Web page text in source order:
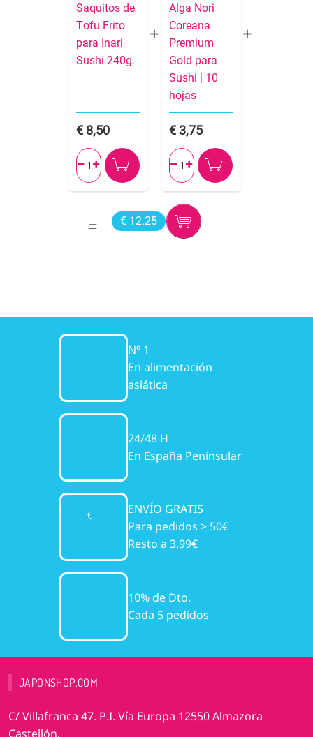
Saquitos de
Tofu Frito
para Inari
Sushi 240g.
8,50
 
Alga Nori
Coreana
Premium
Gold para
Sushi | 10
hojas
3,75
 
€ 12.25
Nº 1
En alimentación
asiática
24/48 H
En España Penínsular
ENVÍO GRATIS
Para pedidos > 50€
Resto a 3,99€
10% de Dto.
Cada 5 pedidos
JAPONSHOP.COM
C/ Villafranca 47. P.I. Vía Europa 12550 Almazora
Castellón.